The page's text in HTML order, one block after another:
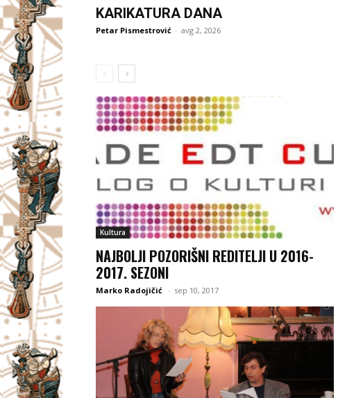
KARIKATURA DANA
Petar Pismestrović - avg 2, 2026
Kultura
NAJBOLJI POZORIŠNI REDITELJI U 2016-
2017. SEZONI
Marko Radojičić - sep 10, 2017